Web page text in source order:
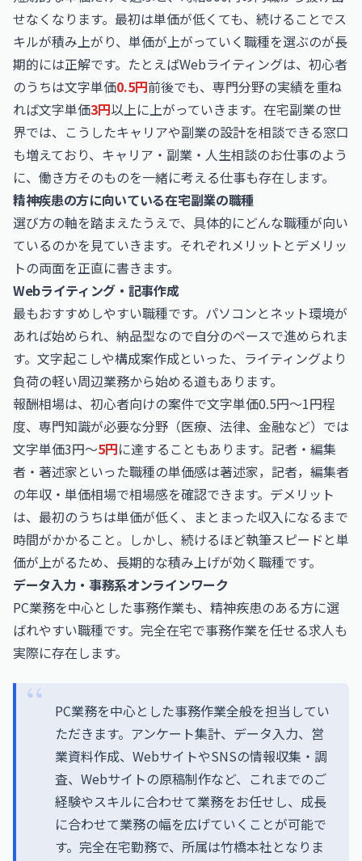
せなくなります。最初は単価が低くても、続けることでス
キルが積み上がり、単価が上がっていく職種を選ぶのが長
期的には正解です。たとえばWebライティングは、初心者
のうちは文字単価0.5円前後でも、専門分野の実績を重ね
れば文字単価3円以上に上がっていきます。在宅副業の世
界では、こうしたキャリアや副業の設計を相談できる窓口
も増えており、 キャリア・副業・人生相談のお仕事のよう
に、働き方そのものを一緒に考える仕事も存在します。
精神疾患の方に向いている在宅副業の職種
選び方の軸を踏まえたうえで、具体的にどんな職種が向い
ているのかを見ていきます。それぞれメリットとデメリッ
トの両面を正直に書きます。
Webライティング・記事作成
最もおすすめしやすい職種です。パソコンとネット環境が
あれば始められ、納品型なので自分のペースで進められま
す。文字起こしや構成案作成といった、ライティングより
負荷の軽い周辺業務から始める道もあります。
報酬相場は、初心者向けの案件で文字単価0.5円〜1円程
度、専門知識が必要な分野（医療、法律、金融など）では
文字単価3円〜5円に達することもあります。記者・編集
者・著述家といった職種の単価感は著述家，記者，編集者
の年収・単価相場で相場感を確認できます。デメリット
は、最初のうちは単価が低く、まとまった収入になるまで
時間がかかること。しかし、続けるほど執筆スピードと単
価が上がるため、長期的な積み上げが効く職種です。
データ入力・事務系オンラインワーク
PC業務を中心とした事務作業も、精神疾患のある方に選
ばれやすい職種です。完全在宅で事務作業を任せる求人も
実際に存在します。
PC業務を中心とした事務作業全般を担当してい
ただきます。アンケート集計、データ入力、営
業資料作成、WebサイトやSNSの情報収集・調
査、Webサイトの原稿制作など、これまでのご
経験やスキルに合わせて業務をお任せし、成長
に合わせて業務の幅を広げていくことが可能で
す。完全在宅勤務で、所属は竹橋本社となりま